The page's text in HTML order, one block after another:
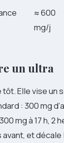
≈ 600
mg/j
un ultra
tôt. Elle vise un
: 300 mg
mg à 17 h,
et